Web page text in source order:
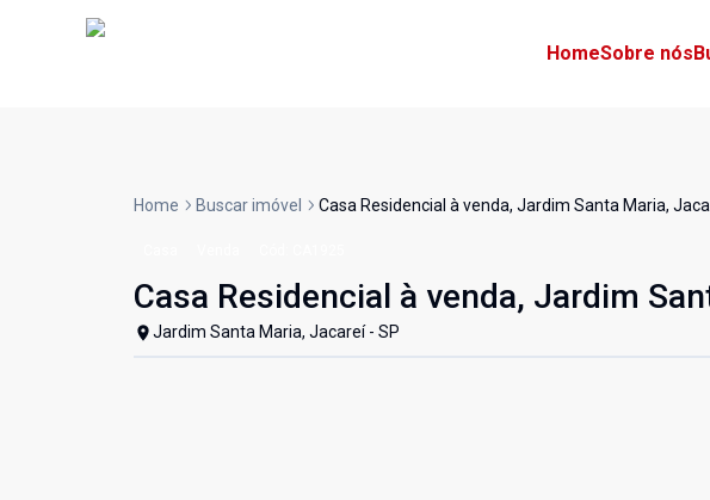
HomeSobre nós
Home Buscar imóvel Casa Residencial à venda, Jardim Santa Maria,
Casa Residencial à venda, Jardim
Jardim Santa Maria, Jacareí - SP